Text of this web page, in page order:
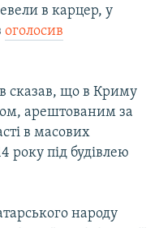
в карцер, у
оголосив
сказав, що в Криму
арештованим за
в масових
року під будівлею
народу